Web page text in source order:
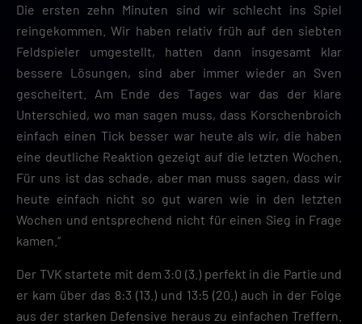
Die ersten zehn Minuten sind wir schlecht ins Spiel
reingekommen. Wir haben relativ früh auf den siebten
Feldspieler umgestellt, hatten dann insgesamt klar
bessere Lösungen, sind aber immer wieder an Sven
gescheitert. Am Ende des Tages war das der klare
Unterschied, wo man sagen muss, dass Korschenbroich
einfach einen Tick besser war heute als wir, die haben
eine deutliche Reaktion gezeigt auf die letzten Wochen.
Für uns ist das schade, aber man muss sagen, dass wir
heute einfach nicht so gut waren wie in den letzten
Wochen und entsprechend nicht für einen Sieg in Frage
kamen.“
Der TVK startete mit dem 3:0 (3.) perfekt in die Partie und
er kam über das 8:3 (13.) und 13:5 (20.) auch in der Folge
aus der starken Defensive heraus zu einfachen Treffern.